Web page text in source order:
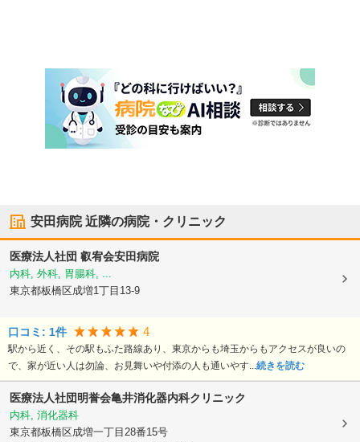
安田病院近隣の病院・クリニック
医療法人社団 叡宥会安田病院
内科, 外科, 胃腸科, ...
東京都板橋区成増1丁目13-9
口コミ: 1件 4
駅から近く、その駅もふた路線あり、東京からも埼玉からもアクセスが良いの
で、家が近い人は勿論、お見舞いや付添の人も通いやす...続きを読む
医療法人社団明誉会亀井消化器内科クリニック
内科, 消化器科
東京都板橋区成増一丁目28番15号